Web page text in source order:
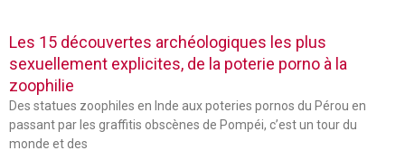
Les 15 découvertes archéologiques les plus
sexuellement explicites, de la poterie porno à la
zoophilie
Des statues zoophiles en Inde aux poteries pornos du Pérou en
passant par les graffitis obscènes de Pompéi, c’est un tour du
monde et des